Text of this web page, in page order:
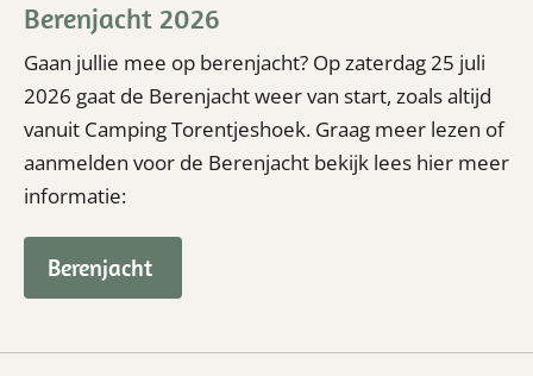
Berenjacht 2026
Gaan jullie mee op berenjacht? Op zaterdag 25 juli
2026 gaat de Berenjacht weer van start, zoals altijd
vanuit Camping Torentjeshoek. Graag meer lezen of
aanmelden voor de Berenjacht bekijk lees hier meer
informatie:
Berenjacht